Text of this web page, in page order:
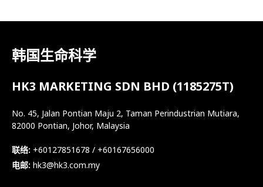
韩国生命科学
HK3 MARKETING SDN BHD (1185275T)
No. 45, Jalan Pontian Maju 2, Taman Perindustrian Mutiara,
82000 Pontian, Johor, Malaysia
联络: +60127851678 / +60167656000
电邮: hk3@hk3.com.my